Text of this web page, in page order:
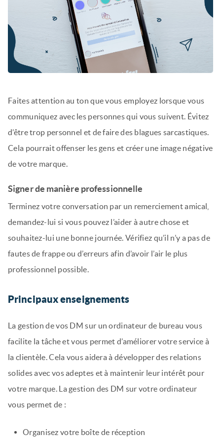
Faites attention au ton que vous employez lorsque vous
communiquez avec les personnes qui vous suivent. Évitez
d’être trop personnel et de faire des blagues sarcastiques.
Cela pourrait offenser les gens et créer une image négative
de votre marque.
Signer de manière professionnelle
Terminez votre conversation par un remerciement amical,
demandez-lui si vous pouvez l’aider à autre chose et
souhaitez-lui une bonne journée. Vérifiez qu’il n’y a pas de
fautes de frappe ou d’erreurs afin d’avoir l’air le plus
professionnel possible.
Principaux enseignements
La gestion de vos DM sur un ordinateur de bureau vous
facilite la tâche et vous permet d’améliorer votre service à
la clientèle. Cela vous aidera à développer des relations
solides avec vos adeptes et à maintenir leur intérêt pour
votre marque. La gestion des DM sur votre ordinateur
vous permet de :
Organisez votre boîte de réception